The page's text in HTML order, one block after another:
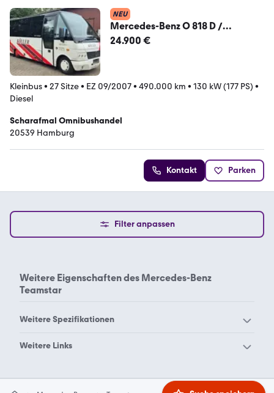
NEU
Mercedes-Benz O 818 D /
Teamstar Auwärter Aufbau
24.900 €
Kleinbus• 27 Sitze• EZ 09/2007• 490.000 km • 130 kW (177 PS) •
Diesel
Scharafmal Omnibushandel
20539 Hamburg
Kontakt Parken
Filter anpassen
Weitere Eigenschaften des Mercedes-Benz
Teamstar
Weitere Spezifikationen
Mercedes-Benz 1017
Mercedes-Benz 1114
Mercedes-Benz 1117
Weitere Links
Atego